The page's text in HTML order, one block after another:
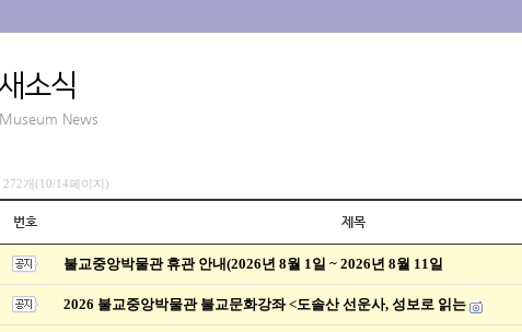
소식
Museum News
272개(10/14페이지)
번호 제목
불교중앙박물관 휴관 안내(2026년 8월 1일 ~ 2026년 8월 11일
2026 불교중앙박물관 불교문화강좌 <도솔산 선운사, 성보로 읽는